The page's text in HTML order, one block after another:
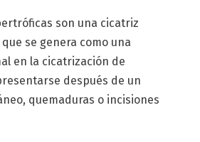
son una cicatriz
se genera como una
en la cicatrización de
después de un
quemaduras o incisiones